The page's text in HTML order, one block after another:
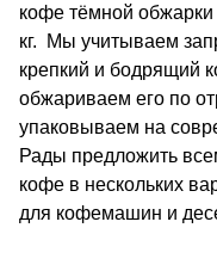
кофе тёмной
кг. Мы учитываем
крепкий и бодрящий
обжариваем его по
упаковываем на
Рады предложить
кофе в нескольких
для кофемашин и